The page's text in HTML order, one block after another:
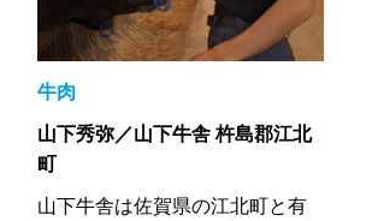
牛肉
山下秀弥／山下牛舎 杵島郡江北
町
山下牛舎は佐賀県の江北町と有